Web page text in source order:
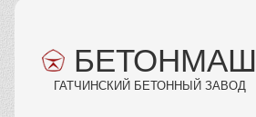
БЕТОНМАШ
ГАТЧИНСКИЙ БЕТОННЫЙ ЗАВОД